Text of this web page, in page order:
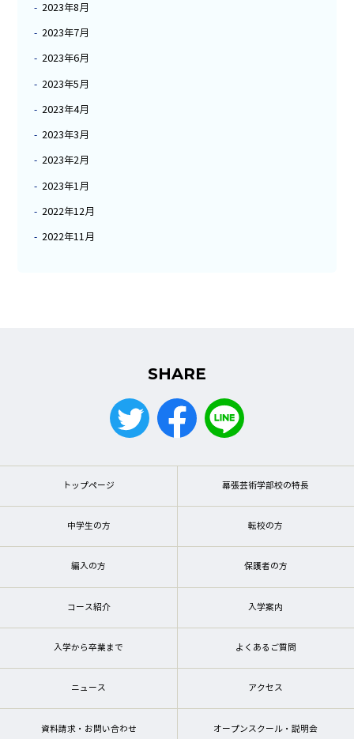
2023年8月
2023年7月
2023年6月
2023年5月
2023年4月
2023年3月
2023年2月
2023年1月
2022年12月
2022年11月
SHARE
トップページ 幕張芸術学部校の特長
中学生の方 転校の方
編入の方 保護者の方
コース紹介 入学案内
入学から卒業まで よくあるご質問
ニュース アクセス
資料請求・お問い合わせ オープンスクール・説明会